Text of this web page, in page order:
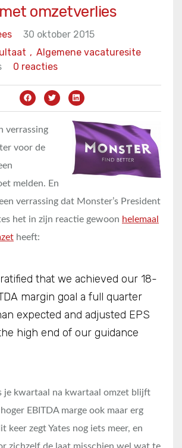
omzetverlies
30 oktober 2015
Algemene vacaturesite
,
0 reacties
verrassing
voor de
melden. En
verrassing dat Monster’s President
het in zijn reactie gewoon helemaal
heeft:
that we achieved our 18-
margin goal a full quarter
expected and adjusted EPS
high end of our guidance
je kwartaal na kwartaal omzet blijft
EBITDA marge ook maar erg
keer zegt Yates nog iets meer, en